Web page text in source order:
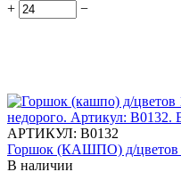
+ −
АРТИКУЛ: В0132
Горшок (КАШПО) д/цветов
В наличии